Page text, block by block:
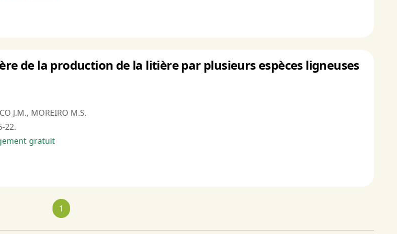
de la production de la litière par plusieurs espèces ligneuses
J.M., MOREIRO M.S.
22.
gratuit
1